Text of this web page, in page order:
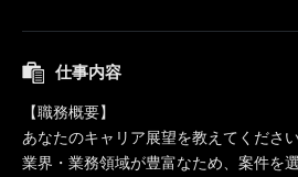
仕事内容
【職務概要】
あなたのキャリア展望を教えてください
業界・業務領域が豊富なため、案件を